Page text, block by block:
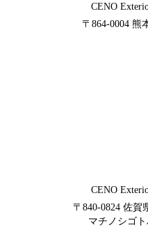
CENO
〒864-0004 熊
CENO
〒840-0824 佐賀
マチノシゴト